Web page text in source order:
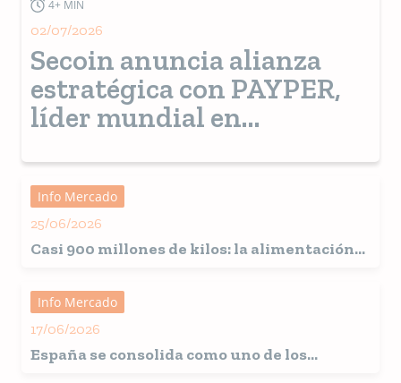
4+ MIN
02/07/2026
Secoin anuncia alianza
estratégica con PAYPER,
líder mundial en
para sólidos a granel
Info Mercado
25/06/2026
Casi 900 millones de kilos: la alimentación
España
Info Mercado
17/06/2026
Españase consolida como uno de los